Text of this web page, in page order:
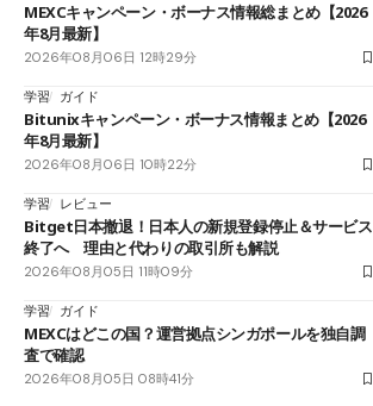
MEXCキャンペーン・ボーナス情報総まとめ【2026
年8月最新】
2026年08月06日 12時29分
学習 ガイド
Bitunixキャンペーン・ボーナス情報まとめ【2026
年8月最新】
2026年08月06日 10時22分
学習 レビュー
Bitget日本撤退！日本人の新規登録停止＆サービス
終了へ 理由と代わりの取引所も解説
2026年08月05日 11時09分
学習 ガイド
MEXCはどこの国？運営拠点シンガポールを独自調
査で確認
2026年08月05日 08時41分